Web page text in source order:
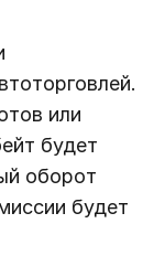
или
будет
оборот
будет